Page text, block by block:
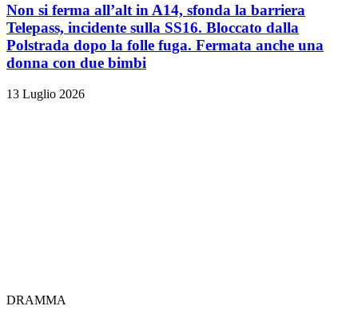
Non si ferma all’alt in A14, sfonda la barriera
Telepass, incidente sulla SS16. Bloccato dalla
Polstrada dopo la folle fuga. Fermata anche una
donna con due bimbi
13 Luglio 2026
DRAMMA